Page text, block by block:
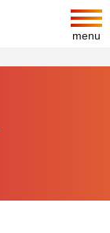
menu